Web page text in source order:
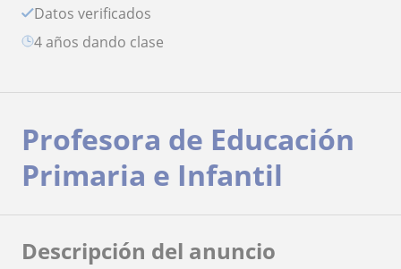
Datos verificados
4 años dando clase
Profesora de Educación
Primaria e Infantil
Descripción del anuncio